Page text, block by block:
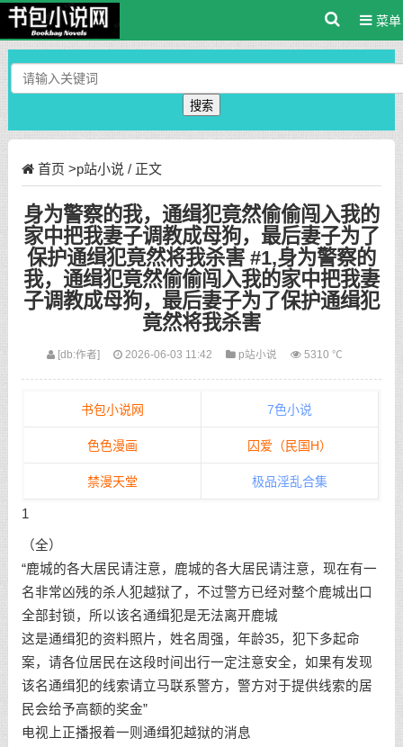
菜单
搜索
首页 >p站小说 / 正文
身为警察的我，通缉犯竟然偷偷闯入我的
家中把我妻子调教成母狗，最后妻子为了
保护通缉犯竟然将我杀害 #1,身为警察的
我，通缉犯竟然偷偷闯入我的家中把我妻
子调教成母狗，最后妻子为了保护通缉犯
竟然将我杀害
[db:作者] 2026-06-03 11:42 p站小说 5310 ℃
书包小说网 7色小说
色色漫画 囚爱（民国H）
禁漫天堂 极品淫乱合集
1
（全）
“鹿城的各大居民请注意，鹿城的各大居民请注意，现在有一
名非常凶残的杀人犯越狱了，不过警方已经对整个鹿城出口
全部封锁，所以该名通缉犯是无法离开鹿城
这是通缉犯的资料照片，姓名周强，年龄35，犯下多起命
案，请各位居民在这段时间出行一定注意安全，如果有发现
该名通缉犯的线索请立马联系警方，警方对于提供线索的居
民会给予高额的奖金”
电视上正播报着一则通缉犯越狱的消息